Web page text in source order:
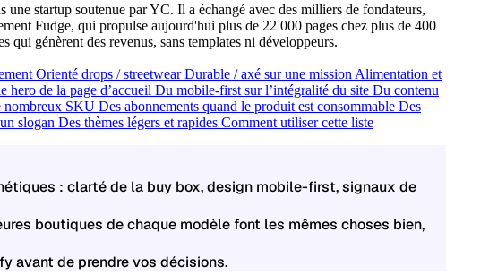
startup soutenue par YC. Il a échangé avec des milliers de fondateurs,
Fudge, qui propulse aujourd'hui plus de 22 000 pages chez plus de 400
génèrent des revenus, sans templates ni développeurs.
Orienté drops / streetwearDurable / axé sur une mission Alimentation et
hero de la page d’accueil Du mobile-first sur l’intégralité du site Du contenu
nombreux SKU Des abonnements quand le produit est consommable Des
slogan Des thèmes légers et rapides Comment utiliser cette liste
: clarté de la buy box, design mobile-first, signaux de
boutiques de chaque modèle font les mêmes choses bien,
avant de prendre vos décisions.